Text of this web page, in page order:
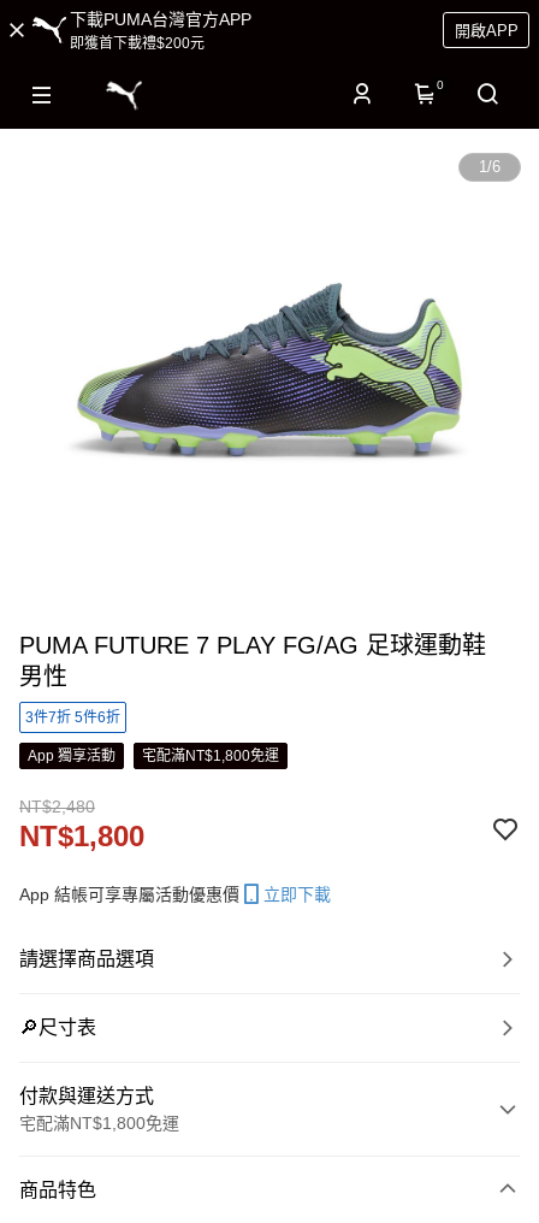
下載PUMA台灣官方APP
即獲首下載禮$200元
開啟APP
0
1/6
PUMA FUTURE 7 PLAY FG/AG 足球運動鞋
男性
3件7折 5件6折
App 獨享活動 宅配滿NT$1,800免運
NT$2,480
NT$1,800
App 結帳可享專屬活動優惠價 立即下載
請選擇商品選項
🔎尺寸表
付款與運送方式
宅配滿NT$1,800免運
信用卡一次付款
商品特色